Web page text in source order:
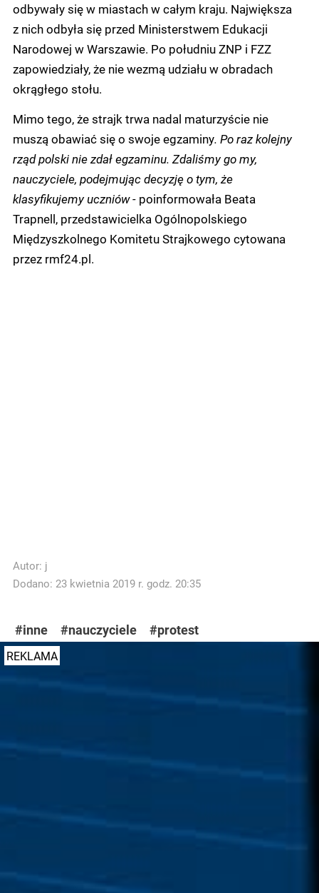
odbywały się w miastach w całym kraju. Największa
z nich odbyła się przed Ministerstwem Edukacji
Narodowej w Warszawie. Po południu ZNP i FZZ
zapowiedziały, że nie wezmą udziału w obradach
okrągłego stołu.
Mimo tego, że strajk trwa nadal maturzyście nie
muszą obawiać się o swoje egzaminy. Po raz kolejny
rząd polski nie zdał egzaminu. Zdaliśmy go my,
nauczyciele, podejmując decyzję o tym, że
klasyfikujemy uczniów - poinformowała Beata
Trapnell, przedstawicielka Ogólnopolskiego
Międzyszkolnego Komitetu Strajkowego cytowana
przez rmf24.pl.
Autor: j
Dodano: 23 kwietnia 2019 r. godz. 20:35
#inne #nauczyciele #protest
REKLAMA